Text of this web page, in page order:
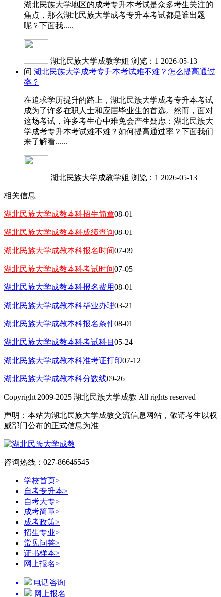
湖北民族大学地区的成考专升本考试是众多考生关注的
焦点，那么湖北民族大学成考专升本考试都是谁出题
呢？下面我......
湖北民族大学成教学姐 浏览：1 2026-05-13
问 湖北民族大学成考专升本考试难不难？怎么提高通过
率？
在追求学历提升的路上，湖北民族大学成考专升本考试
成为了许多在职人士和应届毕业生的首选。然而，面对
这场考试，许多考生心中难免会产生疑虑：湖北民族大
学成考专升本考试难不难？如何提高通过率？下面我们
来了解看......
湖北民族大学成教学姐 浏览：1 2026-05-13
相关信息
湖北民族大学成教本科招生简章08-01
湖北民族大学成教本科成绩查询08-01
湖北民族大学成教本科报名时间07-09
湖北民族大学成教本科考试时间07-05
湖北民族大学成教本科报名费用08-01
湖北民族大学成教本科毕业办理03-21
湖北民族大学成教本科报名条件08-01
湖北民族大学成教本科考试科目 05-24
湖北民族大学成教本科准考证打印07-12
湖北民族大学成教本科分数线09-26
Copyright 2009-2025 湖北民族大学成教 All rights reserved
声明：本站为湖北民族大学成教交流信息网站，敬请考生以权
威部门公布的正式信息为准
咨询热线：027-86646545
学校首页>
自考专升本>
自考大专>
成考简章>
成考政策>
招生专业>
常见问答>
证书样本>
网上报名>
电话咨询
网上报名